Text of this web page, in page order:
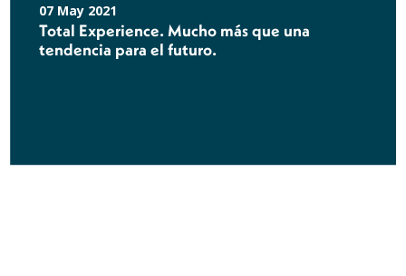
07 May 2021
Total Experience. Mucho más que una
tendencia para el futuro.